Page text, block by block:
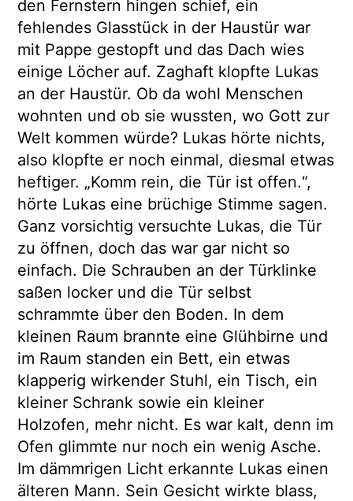
den Fernstern hingen schief, ein
fehlendes Glasstück in der Haustür war
mit Pappe gestopft und das Dach wies
einige Löcher auf. Zaghaft klopfte Lukas
an der Haustür. Ob da wohl Menschen
wohnten und ob sie wussten, wo Gott zur
Welt kommen würde? Lukas hörte nichts,
also klopfte er noch einmal, diesmal etwas
heftiger. „Komm rein, die Tür ist offen.“,
hörte Lukas eine brüchige Stimme sagen.
Ganz vorsichtig versuchte Lukas, die Tür
zu öffnen, doch das war gar nicht so
einfach. Die Schrauben an der Türklinke
saßen locker und die Tür selbst
schrammte über den Boden. In dem
kleinen Raum brannte eine Glühbirne und
im Raum standen ein Bett, ein etwas
klapperig wirkender Stuhl, ein Tisch, ein
kleiner Schrank sowie ein kleiner
Holzofen, mehr nicht. Es war kalt, denn im
Ofen glimmte nur noch ein wenig Asche.
Im dämmrigen Licht erkannte Lukas einen
älteren Mann. Sein Gesicht wirkte blass,